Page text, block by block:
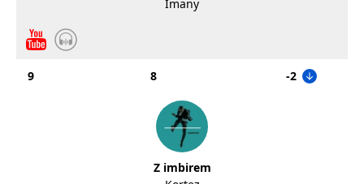
Imany
9 8 -2
Z imbirem